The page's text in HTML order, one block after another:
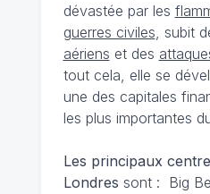
dévastée par les
guerres civiles, subit
aériens et des
tout cela, elle se
une des capitales
les plus importantes
Les principaux
Londres sont : Big